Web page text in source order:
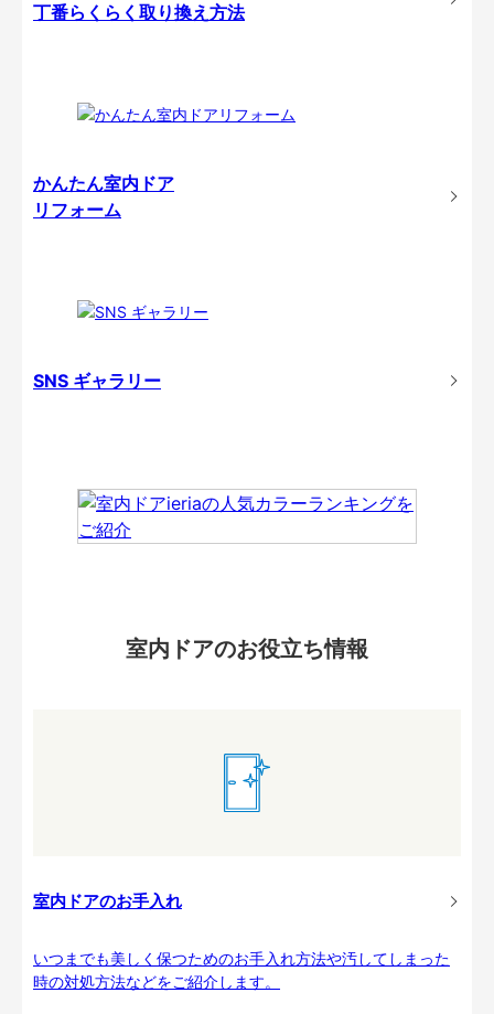
丁番らくらく取り換え方法
かんたん室内ドア
リフォーム
SNS ギャラリー
室内ドアのお役立ち情報
室内ドアのお手入れ
いつまでも美しく保つためのお手入れ方法や汚してしまった
時の対処方法などをご紹介します。